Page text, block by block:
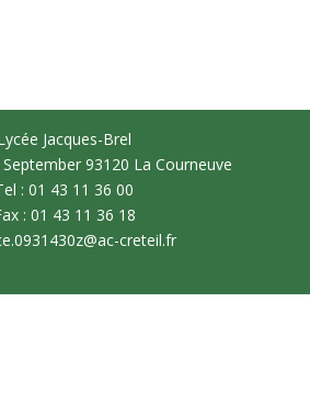
Jacques-Brel
93120 La Courneuve
: 01 43 11 36 00
: 01 43 11 36 18
creteil.fr